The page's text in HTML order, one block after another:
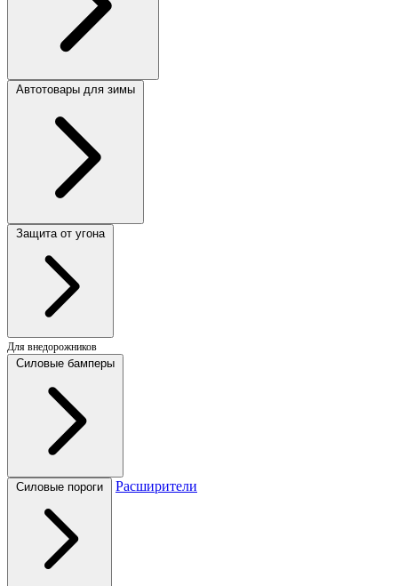
Автотовары для зимы
Защита от угона
Для внедорожников
Силовые бамперы
Силовые пороги Расширители